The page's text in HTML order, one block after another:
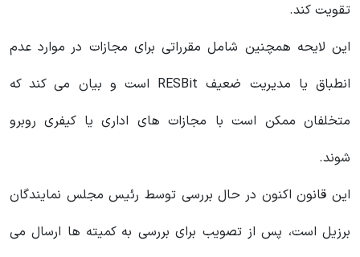
تقویت کند.
این لایحه همچنین شامل مقرراتی برای مجازات در موارد عدم
انطباق یا مدیریت ضعیف RESBit است و بیان می کند که
متخلفان ممکن است با مجازات های اداری یا کیفری روبرو
شوند.
این قانون اکنون در حال بررسی توسط رئیس مجلس نمایندگان
برزیل است، پس از تصویب برای بررسی به کمیته ها ارسال می